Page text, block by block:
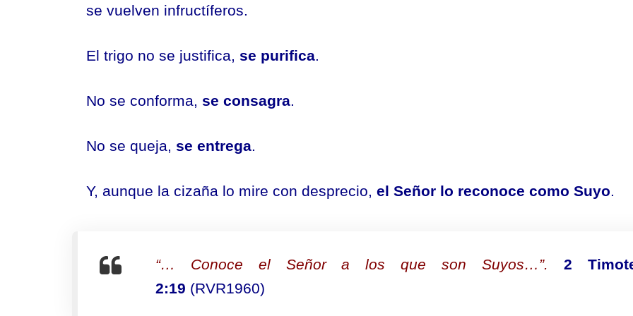
se vuelven infructíferos.
El trigo no se justifica, se purifica.
No se conforma, se consagra.
No se queja, se entrega.
Y, aunque la cizaña lo mire con desprecio, el Señor lo reconoce como Suyo.
“… Conoce el Señor a los que son Suyos…”.
2
2:19 (RVR1960)